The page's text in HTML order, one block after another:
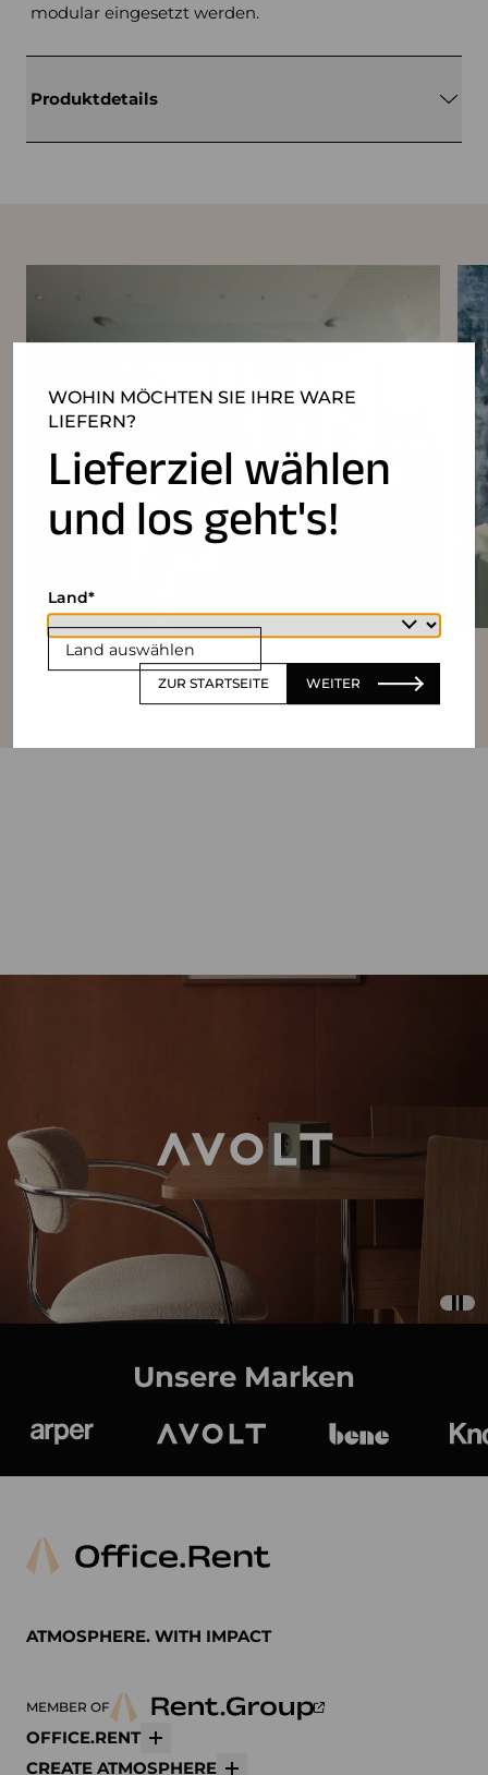
WOHIN MÖCHTEN SIE IHRE WARE
LIEFERN?
Lieferziel wählen
und los geht's!
Land auswählen
Land
ZUR STARTSEITE WEITER
modular eingesetzt werden.
Produktdetails
Unsere Marken
ATMOSPHERE. WITH IMPACT
MEMBER OF
OFFICE.RENT
CREATE ATMOSPHERE